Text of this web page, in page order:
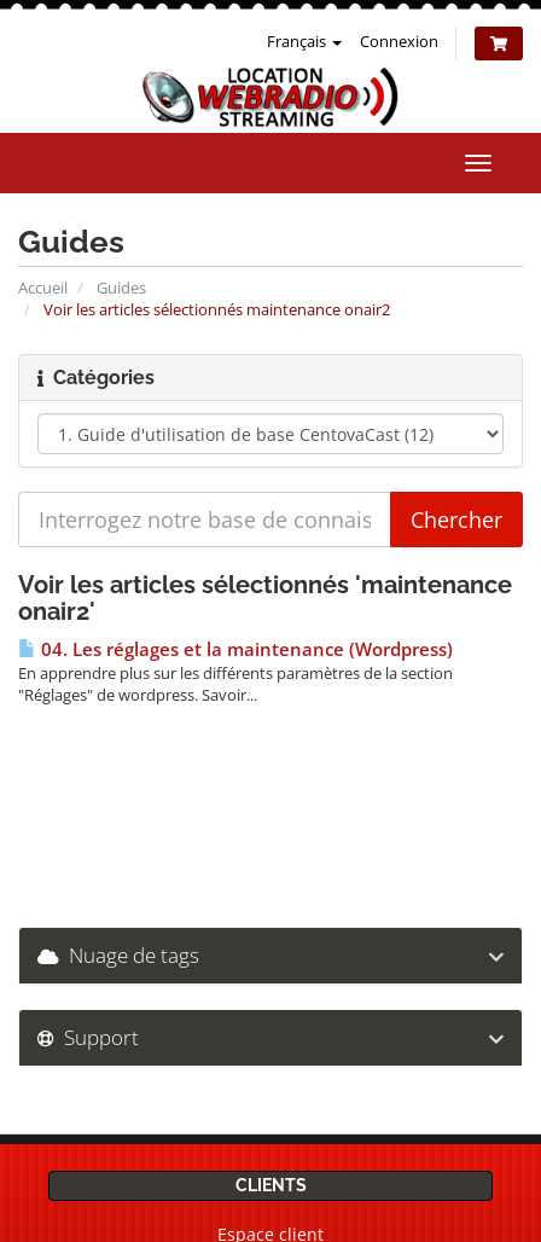
Français Connexion
la
Guides
Accueil
Guides
Voir les articles sélectionnés maintenance onair2
Catégories
Voir les articles sélectionnés 'maintenance
onair2'
04. Les réglages et la maintenance (Wordpress)
En apprendre plus sur les différents paramètres de la section
"Réglages" de wordpress. Savoir...
Nuage de tags
Support
CLIENTS
Espace client